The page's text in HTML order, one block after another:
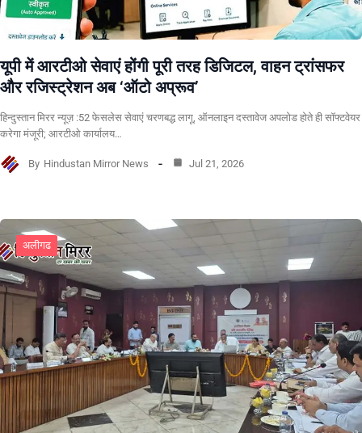
यूपी में आरटीओ सेवाएं होंगी पूरी तरह डिजिटल, वाहन ट्रांसफर
और रजिस्ट्रेशन अब ‘ऑटो अप्रूव’
हिन्दुस्तान मिरर न्यूज़ :52 फेसलेस सेवाएं चरणबद्ध लागू, ऑनलाइन दस्तावेज अपलोड होते ही सॉफ्टवेयर
करेगा मंजूरी; आरटीओ कार्यालय…
By Hindustan Mirror News Jul 21, 2026
अलीगढ